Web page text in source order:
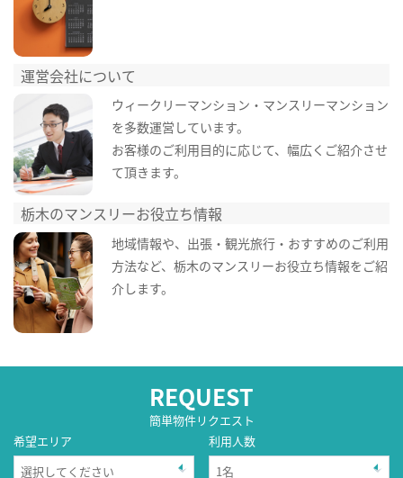
運営会社について
ウィークリーマンション・マンスリーマンション
を多数運営しています。
お客様のご利用目的に応じて、幅広くご紹介させ
て頂きます。
栃木のマンスリーお役立ち情報
地域情報や、出張・観光旅行・おすすめのご利用
方法など、栃木のマンスリーお役立ち情報をご紹
介します。
REQUEST
簡単物件リクエスト
希望エリア
利用人数